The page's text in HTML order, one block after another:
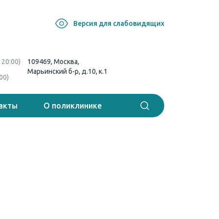
Версия для слабовидящих
109469, Москва,
Марьинский б-р, д.10, к.1
О поликлинике